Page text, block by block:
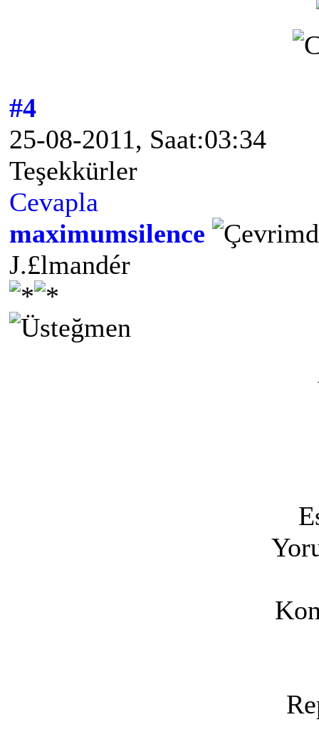
#4
25-08-2011, Saat:03:34
Teşekkürler
Cevapla
maximumsilence
J.£lmandér